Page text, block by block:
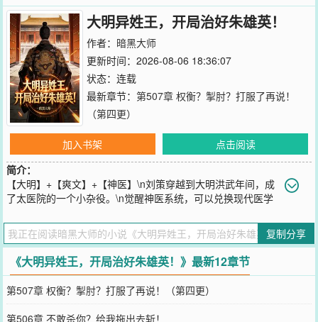
大明异姓王，开局治好朱雄英！
作者： 暗黑大师
更新时间：2026-08-06 18:36:07
状态：连载
最新章节： 第507章 权衡？掣肘？打服了再说！
（第四更）
加入书架
点击阅读
简介：
【大明】+【爽文】+【神医】\n刘策穿越到大明洪武年间，成
了太医院的一个小杂役。\n觉醒神医系统，可以兑换现代医学
奇技淫巧，文学百家，更是无所不通。\n从神医到异姓王，这是一个
从头爽到尾的故事，绝不会有一丁点的虐主。
您要是觉得《大明异姓王，开局治好朱雄英！》还不错的话请不要忘
记向您QQ群和微博微信里的朋友推荐哦！
复制分享
《大明异姓王，开局治好朱雄英！》最新12章节
第507章 权衡？掣肘？打服了再说！（第四更）
第506章 不敢杀你？给我拖出去斩！